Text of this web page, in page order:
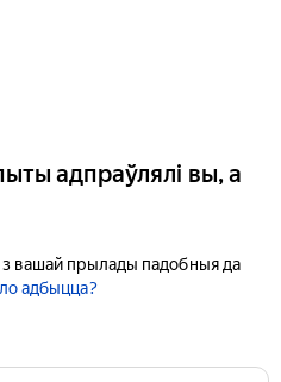
адпраўлялі вы, а
вашай прылады падобныя да
адбыцца?